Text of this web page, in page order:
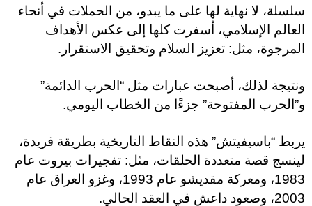
سلسلة، لا نهاية لها على ما يبدو، من الحملات في أنحاء
العالم الإسلامي، أسفرت كلها إلى عكس الأهداف
المرجوة، مثل: تعزيز السلام وتحقيق الاستقرار.
ونتيجة لذلك، أصبحت عبارات مثل “الحرب الدائمة”
و”الحرب المفتوحة” جزءًا من الخطاب اليومي.
يربط “باسيفيتش” هذه النقاط التاريخية بطريقة فريدة،
لينسج قصة متعددة الحلقات، مثل: تفجيرات بيروت عام
1983، ومعركة مقديشو عام 1993، وغزو العراق عام
2003، وصعود داعش في العقد الحالي.